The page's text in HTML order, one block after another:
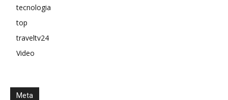
tecnologia
top
traveltv24
Video
Meta